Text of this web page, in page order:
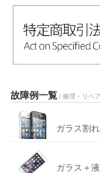
故障例一覧 / 修理・リペ
ガラス割
ガラス＋